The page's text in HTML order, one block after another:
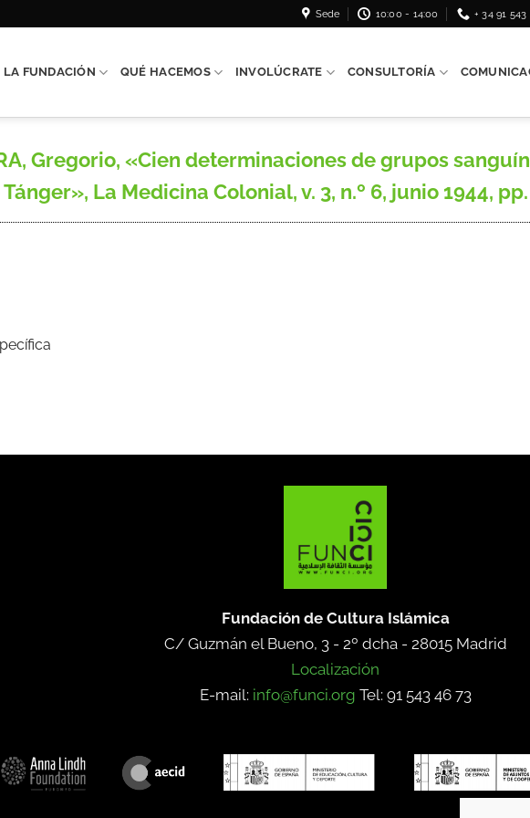
Sede 10:00 - 14:00 + 34 91 543
LA FUNDACIÓN QUÉ HACEMOS INVOLÚCRATE CONSULTORÍA
Gregorio, «Cien determinaciones de grupos
La Medicina Colonial, v. 3, n.º 6, junio 1944,
Fundación de Cultura Islámica
C/ Guzmán el Bueno, 3 - 2º dcha - 28015 Madrid
Localización
E-mail: info@funci.org Tel: 91 543 46 73